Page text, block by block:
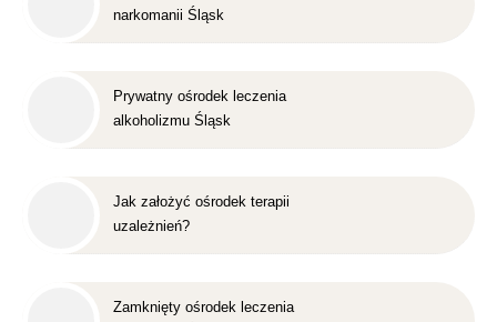
narkomanii Śląsk
Prywatny ośrodek leczenia
alkoholizmu Śląsk
Jak założyć ośrodek terapii
uzależnień?
Zamknięty ośrodek leczenia